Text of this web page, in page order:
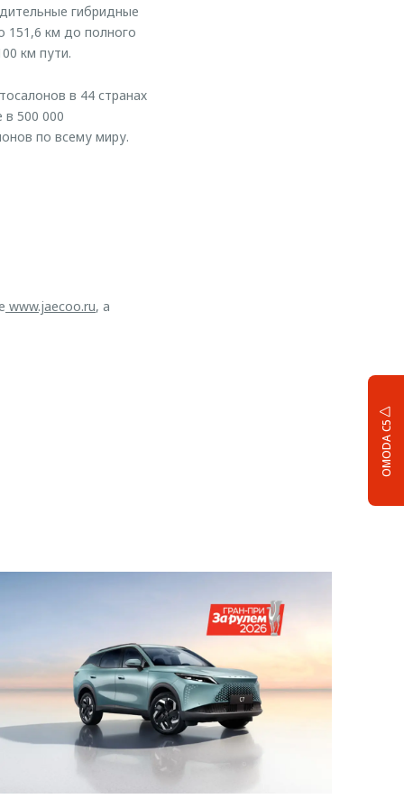
OMODA C5
гибридные
151,6 км до полного
км пути.
в 44 странах
в 500 000
по всему миру.
www.jaecoo.ru, а